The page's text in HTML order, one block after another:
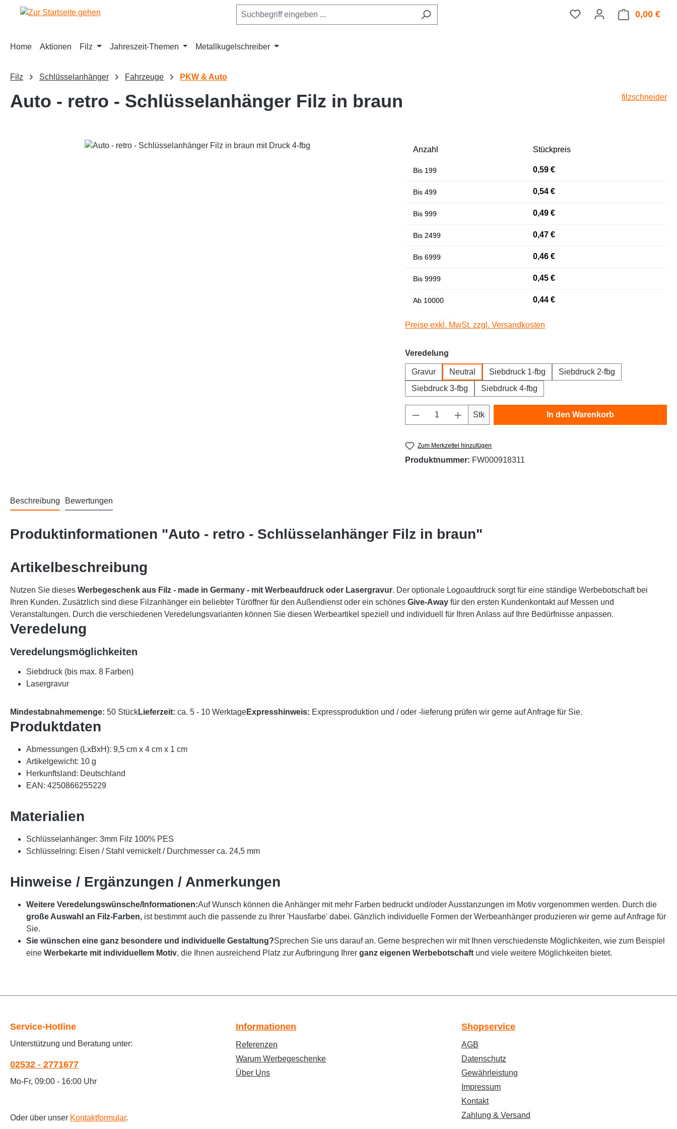
Zur Hauptnavigation springen 0,00 €
Home Aktionen Filz Jahreszeit-Themen Metallkugelschreiber
Filz Schlüsselanhänger Fahrzeuge PKW & Auto
Auto - retro - Schlüsselanhänger Filz in braun filzschneider
Bildergalerie überspringen
Anzahl Stückpreis
Bis 199 0,59 €
Bis 499 0,54 €
Bis 999 0,49 €
Bis 2499 0,47 €
Bis 6999 0,46 €
Bis 9999 0,45 €
Ab 10000 0,44 €
Preise exkl. MwSt. zzgl. Versandkosten
Veredelung
Gravur Neutral Siebdruck 1-fbg
Siebdruck 2-fbg
Siebdruck 3-fbg
Siebdruck 4-fbg
Produkt Anzahl: Gib den gewünschten Wert ein
Stk In den Warenkorb
Zum Merkzettel hinzufügen
Produktnummer: FW000918311
Beschreibung Bewertungen
Produktinformationen "Auto - retro - Schlüsselanhänger Filz in braun"
Artikelbeschreibung
Nutzen Sie dieses Werbegeschenk aus Filz - made in Germany - mit Werbeaufdruck oder Lasergravur. Der optionale Logoaufdruck sorgt für eine ständige Werbebotschaft bei
Ihren Kunden. Zusätzlich sind diese Filzanhänger ein beliebter Türöffner für den Außendienst oder ein schönes Give-Away für den ersten Kundenkontakt auf Messen und
Veranstaltungen. Durch die verschiedenen Veredelungsvarianten können Sie diesen Werbeartikel speziell und individuell für Ihren Anlass auf Ihre Bedürfnisse anpassen.
Veredelung
Veredelungsmöglichkeiten
Siebdruck (bis max. 8 Farben)
Lasergravur
Mindestabnahmemenge: 50 StückLieferzeit: ca. 5 - 10 WerktageExpresshinweis: Expressproduktion und / oder -lieferung prüfen wir gerne auf Anfrage für Sie.
Produktdaten
Abmessungen (LxBxH): 9,5 cm x 4 cm x 1 cm
Artikelgewicht: 10 g
Herkunftsland: Deutschland
EAN: 4250866255229
Materialien
Schlüsselanhänger: 3mm Filz 100% PES
Schlüsselring: Eisen / Stahl vernickelt / Durchmesser ca. 24,5 mm
Hinweise / Ergänzungen / Anmerkungen
Weitere Veredelungswünsche/Informationen:Auf Wunsch können die Anhänger mit mehr Farben bedruckt und/oder Ausstanzungen im Motiv vorgenommen werden. Durch die
große Auswahl an Filz-Farben, ist bestimmt auch die passende zu Ihrer 'Hausfarbe' dabei. Gänzlich individuelle Formen der Werbeanhänger produzieren wir gerne auf Anfrage für
Sie.
Sie wünschen eine ganz besondere und individuelle Gestaltung?Sprechen Sie uns darauf an. Gerne besprechen wir mit Ihnen verschiedenste Möglichkeiten, wie zum Beispiel
eine Werbekarte mit individuellem Motiv, die Ihnen ausreichend Platz zur Aufbringung Ihrer ganz eigenen Werbebotschaft und viele weitere Möglichkeiten bietet.
Service-Hotline
Unterstützung und Beratung unter:
02532 - 2771677
Mo-Fr, 09:00 - 16:00 Uhr
Oder über unser Kontaktformular.
Informationen
Referenzen
Warum Werbegeschenke
Über Uns
Shopservice
AGB
Datenschutz
Gewährleistung
Impressum
Kontakt
Zahlung & Versand